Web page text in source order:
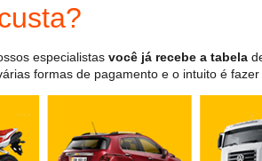
especialistas você já recebe a tabela
formas de pagamento e o intuito é